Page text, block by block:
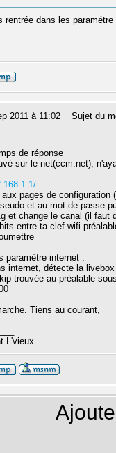
rentrée dans les
2011 à 11:02 Sujet du
de réponse
sur le net(ccm.net),
pages de
et au mot-de-passe
et change le canal (il faut
entre ta clef wifi
paramètre internet :
internet, détecte la
trouvée au préalable
Tiens au courant,
L'vieux